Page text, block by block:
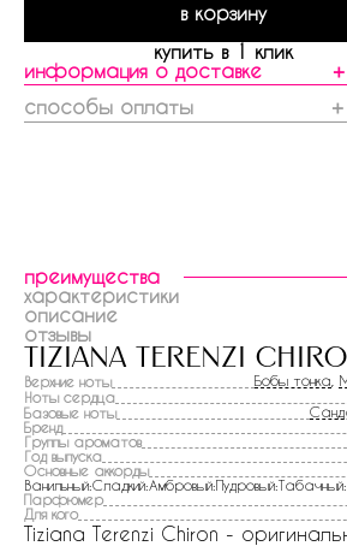
в корзину
купить в 1 клик
информация о доставке
＋
способы оплаты
＋
преимущества
характеристики
описание
отзывы
tiziana terenzi
Верхние ноты Бобы тонка
Ноты сердца
Базовые ноты
Бренд
Группы ароматов
Год выпуска
Основные аккорды
Ванильный:Сладкий:Амбровый:Пудровый:Табачный:
Парфюмер
Для кого
Tiziana Terenzi Chiron -